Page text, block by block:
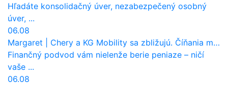
Hľadáte konsolidačný úver, nezabezpečený osobný
úver, ...
06.08
Margaret
Chery a KG Mobility sa zbližujú. Číňania môžu získať 10 % bývalého SsangYongu
Finančný podvod vám nielenže berie peniaze – ničí
vaše ...
06.08